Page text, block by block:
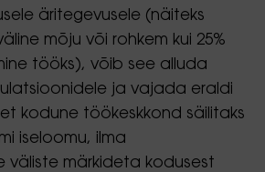
äritegevusele (näiteks
mõju või rohkem kui 25%
tööks), võib see alluda
ja vajada eraldi
kodune töökeskkond säilitaks
iseloomu, ilma
väliste märkideta kodusest